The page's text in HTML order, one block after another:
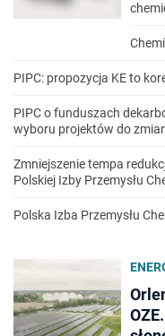
PIPC: propozycja KE to
PIPC o funduszach
wyboru projektów do
Zmniejszenie tempa
Polskiej Izby Przemysłu
Polska Izba Przemysłu